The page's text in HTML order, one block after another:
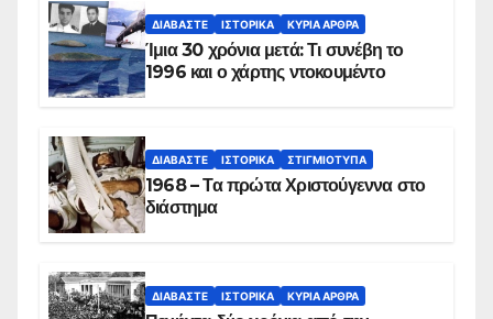
ΔΙΑΒΆΣΤΕ ΙΣΤΟΡΙΚΆ ΚΥΡΙΑ ΑΡΘΡΑ
Ίμια 30 χρόνια μετά: Τι συνέβη το
1996 και ο χάρτης ντοκουμέντο
ΔΙΑΒΆΣΤΕ ΙΣΤΟΡΙΚΆ ΣΤΙΓΜΙΌΤΥΠΑ
1968 – Τα πρώτα Χριστούγεννα στο
διάστημα
ΔΙΑΒΆΣΤΕ ΙΣΤΟΡΙΚΆ ΚΥΡΙΑ ΑΡΘΡΑ